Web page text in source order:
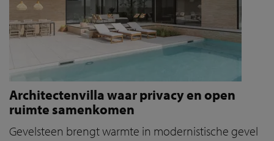
Architectenvilla waar privacy en open
ruimte samenkomen
Gevelsteen brengt warmte in modernistische gevel